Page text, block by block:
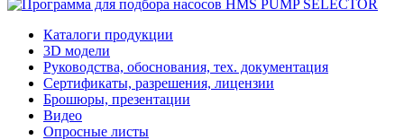
Каталоги продукции
3D модели
Руководства, обоснования, тех. документация
Сертификаты, разрешения, лицензии
Брошюры, презентации
Видео
Опросные листы